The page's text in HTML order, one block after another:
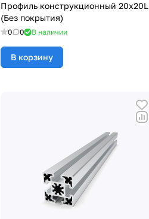
Профиль конструкционный 20х20L
(Без покрытия)
0 0 В наличии
В корзину